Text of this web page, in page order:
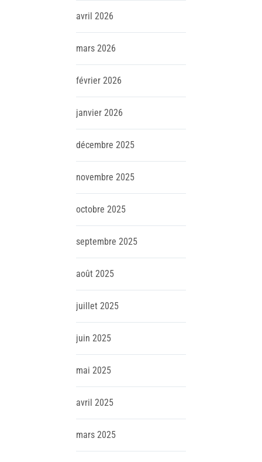
avril 2026
mars 2026
février 2026
janvier 2026
décembre 2025
novembre 2025
octobre 2025
septembre 2025
août 2025
juillet 2025
juin 2025
mai 2025
avril 2025
mars 2025